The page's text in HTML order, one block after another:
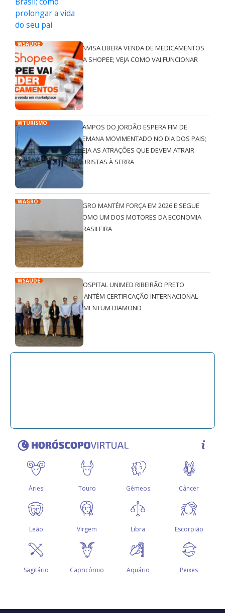
WSAÚDE
ANVISA LIBERA VENDA DE MEDICAMENTOS
NA SHOPEE; VEJA COMO VAI FUNCIONAR
WTURISMO
CAMPOS DO JORDÃO ESPERA FIM DE
SEMANA MOVIMENTADO NO DIA DOS PAIS;
VEJA AS ATRAÇÕES QUE DEVEM ATRAIR
TURISTAS À SERRA
WAGRO
AGRO MANTÉM FORÇA EM 2026 E SEGUE
COMO UM DOS MOTORES DA ECONOMIA
BRASILEIRA
WSAÚDE
HOSPITAL UNIMED RIBEIRÃO PRETO
MANTÉM CERTIFICAÇÃO INTERNACIONAL
QMENTUM DIAMOND